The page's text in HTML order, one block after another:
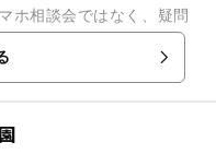
ホ相談会ではなく、疑問
しみます。毎月第2水曜